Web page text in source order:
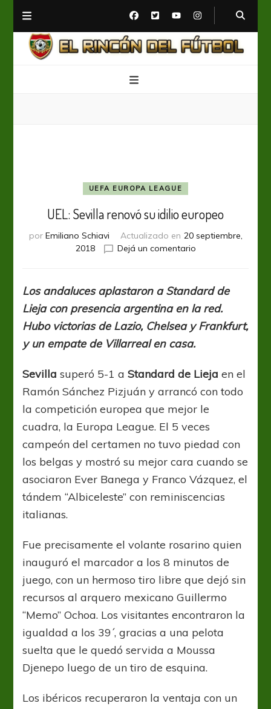
UEFA EUROPA LEAGUE
UEL: Sevilla renovó su idilio europeo
por Emiliano Schiavi Actualizado en 20 septiembre,
2018
Dejá un comentarioen
renovó
su
idilio
europeo
Los andaluces aplastaron a Standard de
Lieja con presencia argentina en la red.
Hubo victorias de Lazio, Chelsea y Frankfurt,
y un empate de Villarreal en casa.
Sevilla superó 5-1 aStandard de Lieja en el
Ramón Sánchez Pizjuán y arrancó con todo
la competición europea que mejor le
cuadra, la Europa League. El 5 veces
campeón del certamen no tuvo piedad con
los belgas y mostró su mejor cara cuando se
asociaron Ever Banega y Franco Vázquez, el
tándem “Albiceleste” con reminiscencias
italianas.
Fue precisamente el volante rosarino quien
inauguró el marcador a los 8 minutos de
juego, con un hermoso tiro libre que dejó sin
recursos al arquero mexicano Guillermo
“Memo” Ochoa. Los visitantes encontraron la
igualdad a los 39´, gracias a una pelota
suelta que le quedó servida a Moussa
Djenepo luego de un tiro de esquina.
Los ibéricos recuperaron la ventaja con un